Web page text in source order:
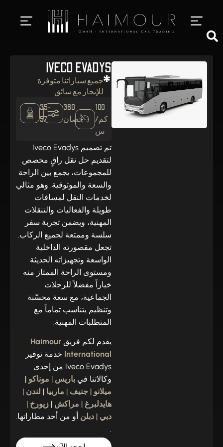
IVECO EVADYS
جميع سياراتنا متوفرة
للإيجار مع سائق
100
كم/
س
360
حصان
35-
57
تم تصميم Iveco Evadys
لتقديم حل نقل راقٍ مخصص
للمجموعات، يجمع بين الراحة
والسعة والموثوقية. وهو مثالي
لخدمات النقل لمسافات
طويلة والفعاليات والتنقلات
المهنية، ويضمن تجربة سفر
سلسة وممتعة لجميع الركاب.
تجعل مقصورته الداخلية
الواسعة وتجهيزاته الحديثة
ومستوى الراحة الممتاز منه
خياراً مفضلاً للرحلات
الجماعية، مع سعة محسّنة
وتنظيم يتناسب تماماً مع
المتطلبات المهنية.
يقدم لكم فريق Haimour
International خدمة توفير
Iveco Evadys من إحدى
وكالاتنا في باريس | موناكو |
ميلانو | جنيف | ماربيا | لندن |
هايدلبرغ | مراكش | زيورخ |
دبي | دبلن أو من أحد مطاراتها.
.